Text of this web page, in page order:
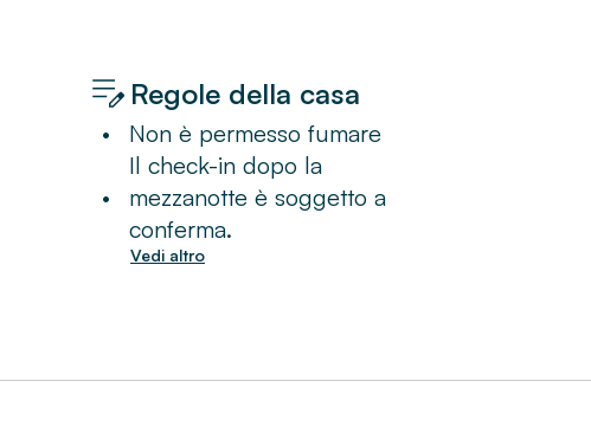
Regole della casa
• Non è permesso fumare
•
Il check-in dopo la
mezzanotte è soggetto a
conferma.
Vedi altro